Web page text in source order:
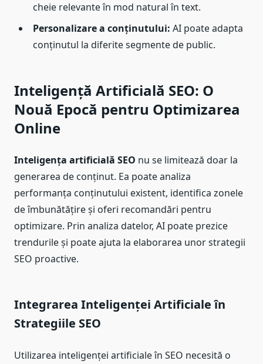
cheie relevante în mod natural în text.
Personalizare a conținutului: AI poate adapta
conținutul la diferite segmente de public.
Inteligență Artificială SEO: O
Nouă Epocă pentru Optimizarea
Online
Inteligența artificială SEO nu se limitează doar la
generarea de conținut. Ea poate analiza
performanța conținutului existent, identifica zonele
de îmbunătățire și oferi recomandări pentru
optimizare. Prin analiza datelor, AI poate prezice
trendurile și poate ajuta la elaborarea unor strategii
SEO proactive.
Integrarea Inteligenței Artificiale în
Strategiile SEO
Utilizarea inteligenței artificiale în SEO necesită o